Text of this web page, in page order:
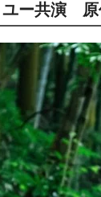
ユー共演 原